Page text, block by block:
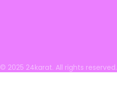
© 2025 24karat. All rights reserved.